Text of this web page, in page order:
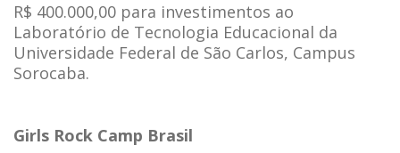
R$ 400.000,00 para investimentos ao
Laboratório de Tecnologia Educacional da
Universidade Federal de São Carlos, Campus
Sorocaba.
Girls Rock Camp Brasil